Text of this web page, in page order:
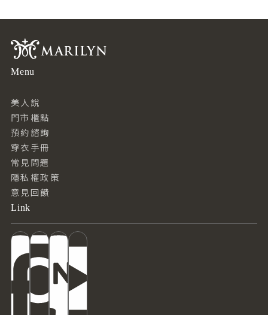
Menu
美人說
門市櫃點
預約諮詢
穿衣手冊
常見問題
隱私權政策
意見回饋
Link